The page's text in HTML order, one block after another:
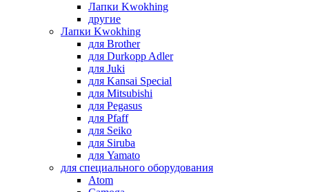
Лапки Kwokhing
другие
Лапки Kwokhing
для Brother
для Durkopp Adler
для Juki
для Kansai Special
для Mitsubishi
для Pegasus
для Pfaff
для Seiko
для Siruba
для Yamato
для специального оборудования
Atom